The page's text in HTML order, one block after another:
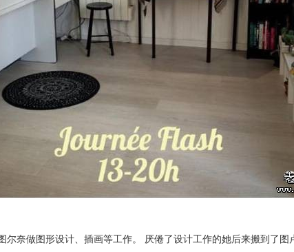
奈做图形设计、插画等工作。 厌倦了设计工作的她后来搬到了